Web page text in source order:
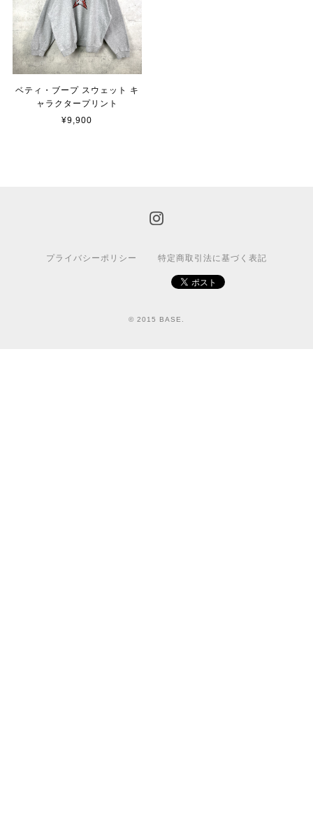
ベティ・ブープ スウェット キ
ャラクタープリント
¥9,900
プライバシーポリシー 特定商取引法に基づく表記
© 2015 BASE.